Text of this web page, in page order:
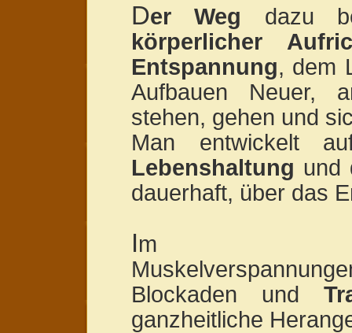
Der Weg dazu
körperlicher
Entspannung, dem
Aufbauen Neuer,
stehen, gehen und
Man entwickelt
Lebenshaltung und
dauerhaft, über das
Im
Blockaden und
ganzheitliche